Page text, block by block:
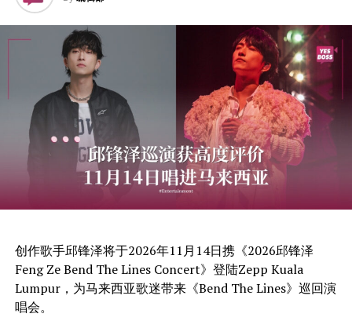
创作歌手邱锋泽将于2026年11月14日携《2026邱锋泽
Feng Ze Bend The Lines Concert》登陆Zepp Kuala
Lumpur，为马来西亚歌迷带来《Bend The Lines》巡回演
唱会。